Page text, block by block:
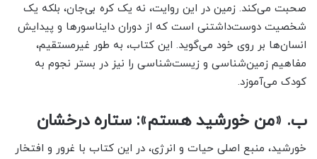
صحبت می‌کند. زمین در این روایت، نه یک کره بی‌جان، بلکه یک
شخصیت دوست‌داشتنی است که از دوران دایناسورها و پیدایش
انسان‌ها بر روی خود می‌گوید. این کتاب، به طور غیرمستقیم،
مفاهیم زمین‌شناسی و زیست‌شناسی را نیز در بستر نجوم به
کودک می‌آموزد.
ب. «من خورشید هستم»: ستاره درخشان
خورشید، منبع اصلی حیات و انرژی، در این کتاب با غرور و افتخار